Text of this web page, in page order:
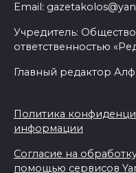
Email:
Учредитель:
ответственностью
Главный редактор
Политика
информации
Согласие на
помощью сервисов